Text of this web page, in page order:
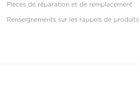
Pièces de réparation et de remplacement
Renseignements sur les rappels de produits